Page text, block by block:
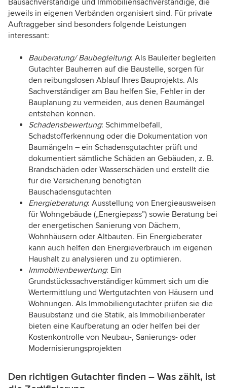
jeweils in eigenen Verbänden organisiert sind. Für private
Auftraggeber sind besonders folgende Leistungen
interessant:
Bauberatung/ Baubegleitung: Als Bauleiter begleiten
Gutachter Bauherren auf die Baustelle, sorgen für
den reibungslosen Ablauf Ihres Bauprojekts. Als
Sachverständiger am Bau helfen Sie, Fehler in der
Bauplanung zu vermeiden, aus denen Baumängel
entstehen können.
Schadensbewertung: Schimmelbefall,
Schadstofferkennung oder die Dokumentation von
Baumängeln – ein Schadensgutachter prüft und
dokumentiert sämtliche Schäden an Gebäuden, z. B.
Brandschäden oder Wasserschäden und erstellt die
für die Versicherung benötigten
Bauschadensgutachten
Energieberatung: Ausstellung von Energieausweisen
für Wohngebäude („Energiepass”) sowie Beratung bei
der energetischen Sanierung von Dächern,
Wohnhäusern oder Altbauten. Ein Energieberater
kann auch helfen den Energieverbrauch im eigenen
Haushalt zu analysieren und zu optimieren.
Immobilienbewertung: Ein
Grundstückssachverständiger kümmert sich um die
Wertermittlung und Wertgutachten von Häusern und
Wohnungen. Als Immobiliengutachter prüfen sie die
Bausubstanz und die Statik, als Immobilienberater
bieten eine Kaufberatung an oder helfen bei der
Kostenkontrolle von Neubau-, Sanierungs- oder
Modernisierungsprojekten
Den richtigen Gutachter finden – Was zählt, ist